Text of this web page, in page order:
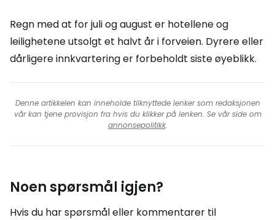
Regn med at for juli og august er hotellene og
leilighetene utsolgt et halvt år i forveien. Dyrere eller
dårligere innkvartering er forbeholdt siste øyeblikk.
Denne artikkelen kan inneholde tilknyttede lenker som redaksjonen
vår kan tjene provisjon fra hvis du klikker på lenken. Se vår side om
annonsepolitikk.
Noen spørsmål igjen?
Hvis du har spørsmål eller kommentarer til